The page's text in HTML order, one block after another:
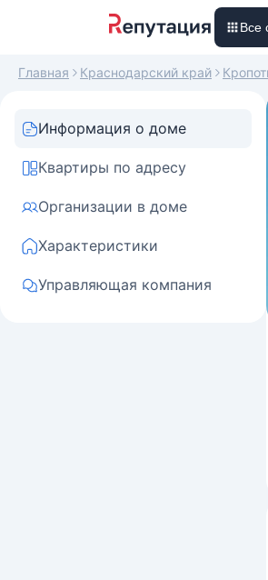
Все
Главная Краснодарский край
Информация о доме
Квартиры по адресу
Организации в доме
Характеристики
Управляющая компания